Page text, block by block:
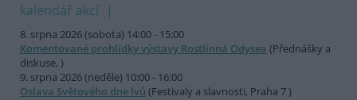
kalendář akcí
8. srpna 2026 (sobota) 14:00 - 15:00
Komentované prohlídky výstavy Rostlinná Odysea (Přednášky a
diskuse, )
9. srpna 2026 (neděle) 10:00 - 16:00
Oslava Světového dne lvů (Festivaly a slavnosti, Praha 7 )